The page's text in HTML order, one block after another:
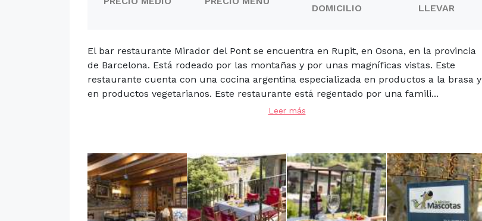
DOMICILIO
LLEVAR
El bar restaurante Mirador del Pont se encuentra en Rupit, en Osona, en la provincia
de Barcelona. Está rodeado por las montañas y por unas magníficas vistas. Este
restaurante cuenta con una cocina argentina especializada en productos a la brasa y
en productos vegetarianos. Este restaurante está regentado por una famili...
Leer más